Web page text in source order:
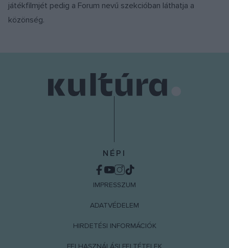
játékfilmjét pedig a Forum nevű szekcióban láthatja a
közönség.
NÉPI
IMPRESSZUM
ADATVÉDELEM
HIRDETÉSI INFORMÁCIÓK
FELHASZNÁLÁSI FELTÉTELEK